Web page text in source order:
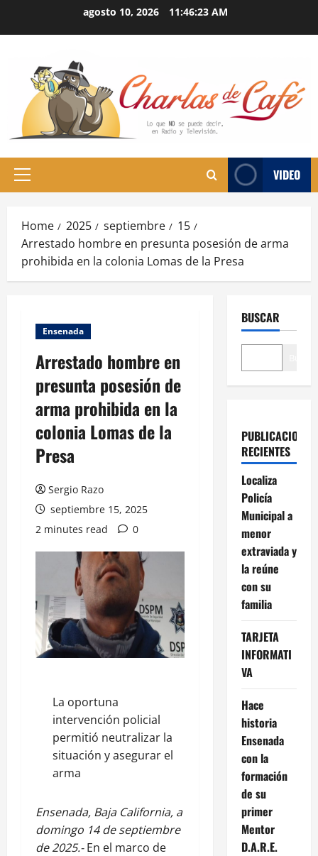
agosto 10, 2026 11:46:24 AM
Primary
VIDEO
Home 2025 septiembre
15
Arrestado hombre en presunta posesión de arma
prohibida en la colonia Lomas de la Presa
Ensenada
Arrestado hombre en
presunta posesión de
arma prohibida en la
colonia Lomas de la
Presa
Sergio Razo
septiembre 15, 2025
2 minutes read
0
La oportuna
intervención policial
permitió neutralizar la
situación y asegurar el
arma
Ensenada, Baja California, a
domingo 14 de septiembre
de 2025.-En el marco de
BUSCAR
PUBLICACIONES
RECIENTES
Localiza
Policía
Municipal a
menor
extraviada y
la reúne
con su
familia
TARJETA
INFORMATI
VA
Hace
historia
Ensenada
con la
formación
de su
primer
Mentor
D.A.R.E.